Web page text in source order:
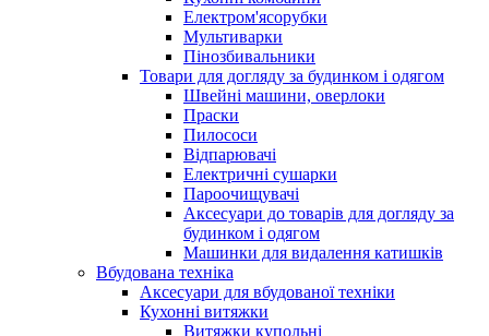
Електром'ясорубки
Мультиварки
Пінозбивальники
Товари для догляду за будинком і одягом
Швейні машини, оверлоки
Праски
Пилососи
Відпарювачі
Електричні сушарки
Пароочищувачі
Аксесуари до товарів для догляду за
будинком і одягом
Машинки для видалення катишків
Вбудована техніка
Аксесуари для вбудованої техніки
Кухонні витяжки
Витяжки купольні